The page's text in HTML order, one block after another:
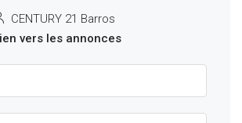
CENTURY 21 Barros
vers les annonces